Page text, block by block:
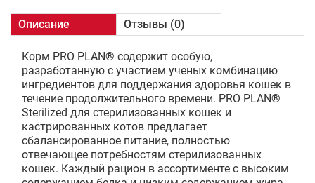
Описание Отзывы (0)
Корм PRO PLAN® содержит особую,
разработанную с участием ученых комбинацию
ингредиентов для поддержания здоровья кошек в
течение продолжительного времени. PRO PLAN®
Sterilized для стерилизованных кошек и
кастрированных котов предлагает
сбалансированное питание, полностью
отвечающее потребностям стерилизованных
кошек. Каждый рацион в ассортименте с высоким